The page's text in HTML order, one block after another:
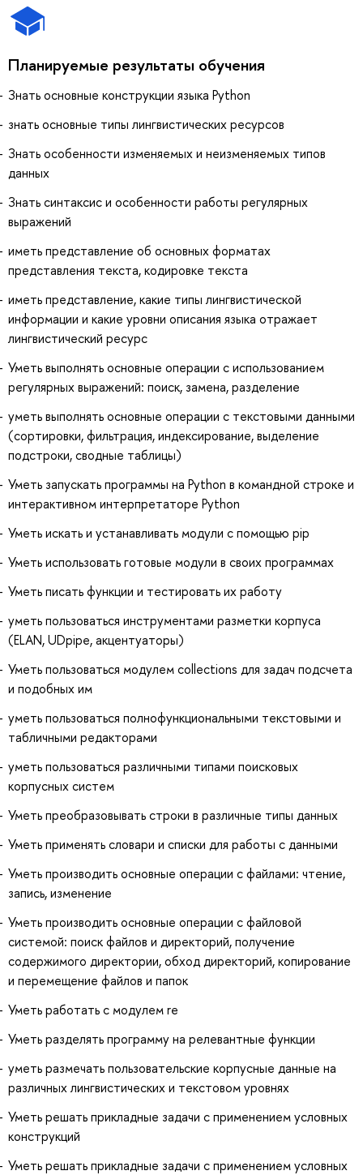
Планируемые результаты обучения
Знать основные конструкции языка Python
знать основные типы лингвистических ресурсов
Знать особенности изменяемых и неизменяемых типов
данных
Знать синтаксис и особенности работы регулярных
выражений
иметь представление об основных форматах
представления текста, кодировке текста
иметь представление, какие типы лингвистической
информации и какие уровни описания языка отражает
лингвистический ресурс
Уметь выполнять основные операции с использованием
регулярных выражений: поиск, замена, разделение
уметь выполнять основные операции с текстовыми данными
(сортировки, фильтрация, индексирование, выделение
подстроки, сводные таблицы)
Уметь запускать программы на Python в командной строке и
интерактивном интерпретаторе Python
Уметь искать и устанавливать модули с помощью pip
Уметь использовать готовые модули в своих программах
Уметь писать функции и тестировать их работу
уметь пользоваться инструментами разметки корпуса
(ELAN, UDpipe, акцентуаторы)
Уметь пользоваться модулем collections для задач подсчета
и подобных им
уметь пользоваться полнофункциональными текстовыми и
табличными редакторами
уметь пользоваться различными типами поисковых
корпусных систем
Уметь преобразовывать строки в различные типы данных
Уметь применять словари и списки для работы с данными
Уметь производить основные операции с файлами: чтение,
запись, изменение
Уметь производить основные операции с файловой
системой: поиск файлов и директорий, получение
содержимого директории, обход директорий, копирование
и перемещение файлов и папок
Уметь работать с модулем re
Уметь разделять программу на релевантные функции
уметь размечать пользовательские корпусные данные на
различных лингвистических и текстовом уровнях
Уметь решать прикладные задачи с применением условных
конструкций
Уметь решать прикладные задачи с применением условных